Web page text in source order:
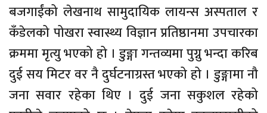
बजगाईंको लेखनाथ सामुदायिक लायन्स अस्पताल र
कँडेलको पोखरा स्वास्थ्य विज्ञान प्रतिष्ठानमा उपचारका
क्रममा मृत्यु भएको हो । डुङ्गा गन्तव्यमा पुग्नु भन्दा करिब
दुई सय मिटर वर नै दुर्घटनाग्रस्त भएको हो । डुङ्गामा नौ
जना सवार रहेका थिए । दुई जना सकुशल रहेको